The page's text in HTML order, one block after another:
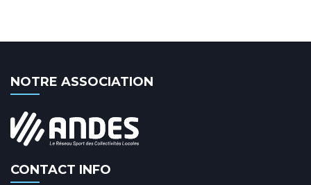
NOTRE ASSOCIATION
CONTACT INFO